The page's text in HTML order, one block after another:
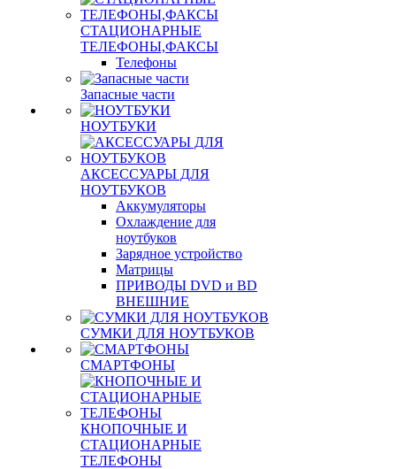
СТАЦИОНАРНЫЕ
ТЕЛЕФОНЫ,ФАКСЫ
Телефоны
Запасные части
НОУТБУКИ
АКСЕССУАРЫ ДЛЯ
НОУТБУКОВ
Аккумуляторы
Охлаждение для
ноутбуков
Зарядное устройство
Матрицы
ПРИВОДЫ DVD и BD
ВНЕШНИЕ
СУМКИ ДЛЯ НОУТБУКОВ
СМАРТФОНЫ
КНОПОЧНЫЕ И
СТАЦИОНАРНЫЕ
ТЕЛЕФОНЫ